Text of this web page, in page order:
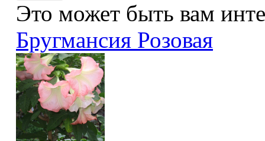
Это может быть вам
Бругмансия Розовая